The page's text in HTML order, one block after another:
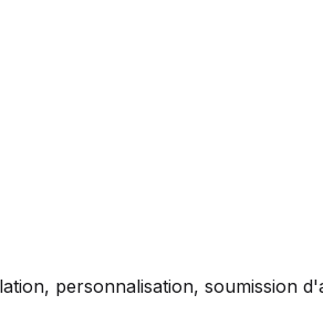
personnalisation, soumission